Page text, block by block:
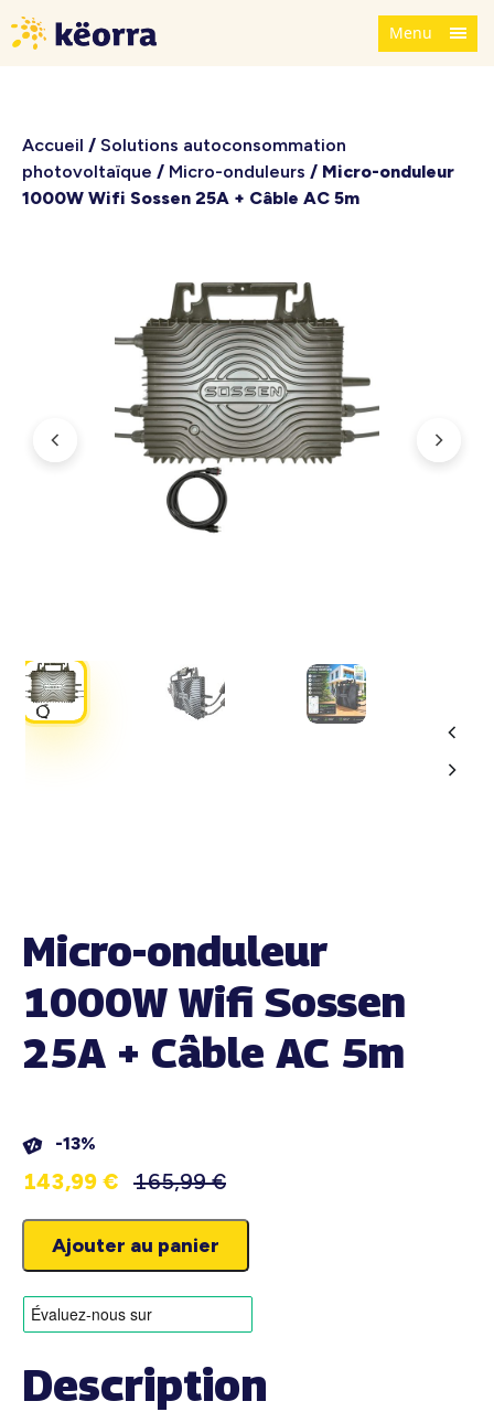
Menu
Accueil / Solutions autoconsommation
photovoltaïque / Micro-onduleurs / Micro-onduleur
1000W Wifi Sossen 25A + Câble AC 5m
Micro-onduleur
1000W Wifi Sossen
25A + Câble AC 5m
-13%
143,99 € 165,99€
Ajouter au panier
Description